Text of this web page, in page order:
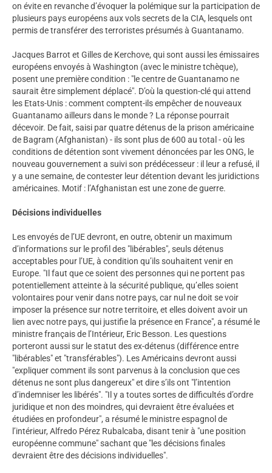
on évite en revanche d’évoquer la polémique sur la participation de
plusieurs pays européens aux vols secrets de la CIA, lesquels ont
permis de transférer des terroristes présumés à Guantanamo.
Jacques Barrot et Gilles de Kerchove, qui sont aussi les émissaires
européens envoyés à Washington (avec le ministre tchèque),
posent une première condition : "le centre de Guantanamo ne
saurait être simplement déplacé". D’où la question-clé qui attend
les Etats-Unis : comment comptent-ils empêcher de nouveaux
Guantanamo ailleurs dans le monde ? La réponse pourrait
décevoir. De fait, saisi par quatre détenus de la prison américaine
de Bagram (Afghanistan) - ils sont plus de 600 au total - où les
conditions de détention sont vivement dénoncées par les ONG, le
nouveau gouvernement a suivi son prédécesseur : il leur a refusé, il
y a une semaine, de contester leur détention devant les juridictions
américaines. Motif : l’Afghanistan est une zone de guerre.
Décisions individuelles
Les envoyés de l’UE devront, en outre, obtenir un maximum
d’informations sur le profil des "libérables", seuls détenus
acceptables pour l’UE, à condition qu’ils souhaitent venir en
Europe. "Il faut que ce soient des personnes qui ne portent pas
potentiellement atteinte à la sécurité publique, qu’elles soient
volontaires pour venir dans notre pays, car nul ne doit se voir
imposer la présence sur notre territoire, et elles doivent avoir un
lien avec notre pays, qui justifie la présence en France", a résumé le
ministre français de l’Intérieur, Eric Besson. Les questions
porteront aussi sur le statut des ex-détenus (différence entre
"libérables" et "transférables"). Les Américains devront aussi
"expliquer comment ils sont parvenus à la conclusion que ces
détenus ne sont plus dangereux" et dire s’ils ont "l’intention
d’indemniser les libérés". "Il y a toutes sortes de difficultés d’ordre
juridique et non des moindres, qui devraient être évaluées et
étudiées en profondeur", a résumé le ministre espagnol de
l’intérieur, Alfredo Pérez Rubalcaba, disant tenir à "une position
européenne commune" sachant que "les décisions finales
devraient être des décisions individuelles".